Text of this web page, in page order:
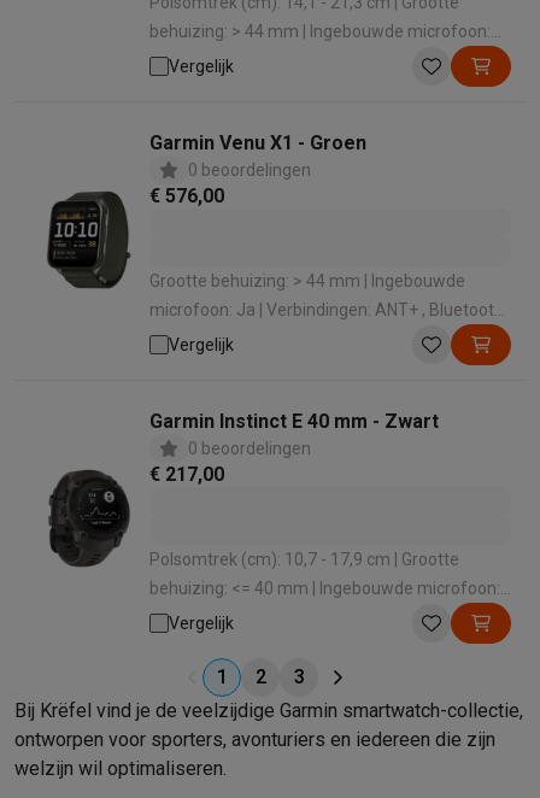
behuizing: > 44 mm | Ingebouwde microfoon:
Nee | Verbindingen: Bluetooth , ANT+ | Grootte
Vergelijk
Garmin Venu X1 - Groen
0 beoordelingen
€ 576,00
Grootte behuizing: > 44 mm | Ingebouwde
microfoon: Ja | Verbindingen: ANT+ , Bluetooth ,
WiFi | Grootte (cm): 5.12 cm | MateriaalVergelijk
Garmin Instinct E 40 mm - Zwart
0 beoordelingen
€ 217,00
Polsomtrek (cm): 10,7 - 17,9 cm | Grootte
behuizing: <= 40 mm | Ingebouwde microfoon:
Nee | Verbindingen: Bluetooth , ANT+ | Materiaal
Vergelijk
1 2
3
Bij Krëfel vind je de veelzijdige Garmin smartwatch-collectie,
ontworpen voor sporters, avonturiers en iedereen die zijn
welzijn wil optimaliseren.